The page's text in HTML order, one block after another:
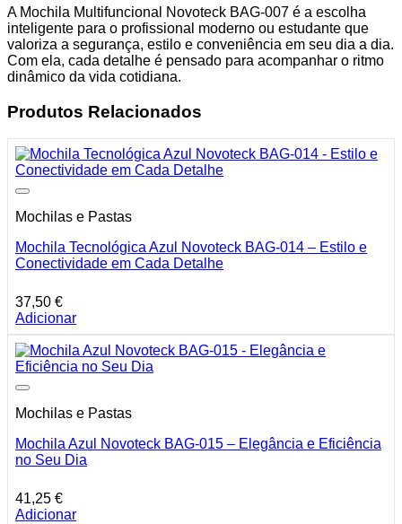
A Mochila Multifuncional Novoteck BAG-007 é a escolha
inteligente para o profissional moderno ou estudante que
valoriza a segurança, estilo e conveniência em seu dia a dia.
Com ela, cada detalhe é pensado para acompanhar o ritmo
dinâmico da vida cotidiana.
Produtos Relacionados
Mochilas e Pastas
Mochila Tecnológica Azul Novoteck BAG-014 – Estilo e
Conectividade em Cada Detalhe
37,50 €
Adicionar
Mochilas e Pastas
Mochila Azul Novoteck BAG-015 – Elegância e Eficiência
no Seu Dia
41,25 €
Adicionar